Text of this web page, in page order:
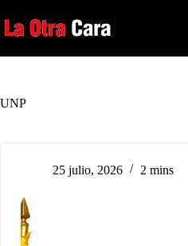
al
contenido
UNP
25 julio, 2026 2 mins